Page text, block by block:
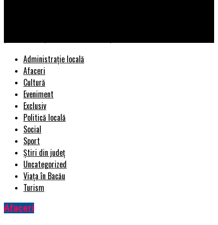
Administrație locală
Afaceri
Cultură
Eveniment
Exclusiv
Politică locală
Social
Sport
Știri din județ
Uncategorized
Viața în Bacău
Turism
Afaceri